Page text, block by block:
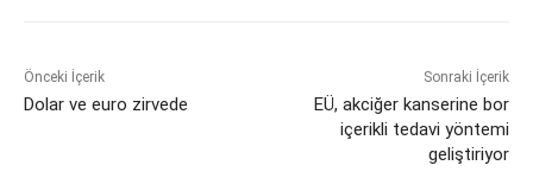
Önceki İçerik
Dolar ve euro zirvede
Sonraki İçerik
EÜ, akciğer kanserine bor
içerikli tedavi yöntemi
geliştiriyor